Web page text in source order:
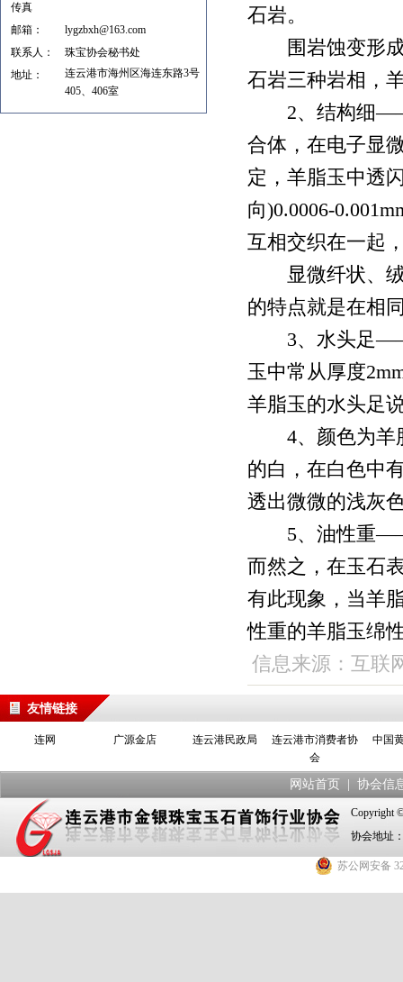
传真
邮箱：
lygzbxh@163.com
联系人：
珠宝协会秘书处
地址：
连云港市海州区海连东路3号
405、406室
石岩。
围岩蚀变形成
石岩三种岩相，
2、结构细——
合体，在电子显
定，羊脂玉中透
向)0.0006-
互相交织在一起
显微纤状、绒
的特点就是在相
3、水头足——
玉中常从厚度
羊脂玉的水头足
4、颜色为羊
的白，在白色中
透出微微的浅灰
5、油性重——
而然之，在玉石
有此现象，当羊
性重的羊脂玉绵
信息来源：互联
友情链接
连网 广源金店 连云港民政局
连云港市消费者协
会
中国
网站首页 协会信
Copyright
协会地址
苏公网安备